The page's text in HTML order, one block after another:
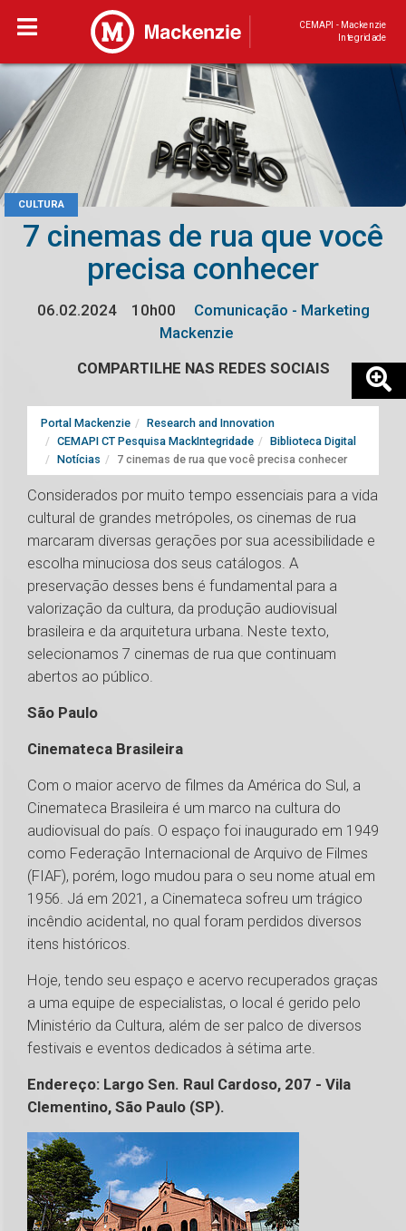
CEMAPI - Mackenzie
Integridade
CULTURA
7 cinemas de rua que você
precisa conhecer
06.02.2024 10h00
Comunicação - Marketing
Mackenzie
COMPARTILHE NAS REDES SOCIAIS
Portal Mackenzie
Research and Innovation
CEMAPI CT Pesquisa MackIntegridade
Biblioteca Digital
Notícias
7 cinemas de rua que você precisa conhecer
Considerados por muito tempo essenciais para a vida
cultural de grandes metrópoles, os cinemas de rua
marcaram diversas gerações por sua acessibilidade e
escolha minuciosa dos seus catálogos. A
preservação desses bens é fundamental para a
valorização da cultura, da produção audiovisual
brasileira e da arquitetura urbana. Neste texto,
selecionamos 7 cinemas de rua que continuam
abertos ao público.
São Paulo
Cinemateca Brasileira
Com o maior acervo de filmes da América do Sul, a
Cinemateca Brasileira é um marco na cultura do
audiovisual do país. O espaço foi inaugurado em 1949
como Federação Internacional de Arquivo de Filmes
(FIAF), porém, logo mudou para o seu nome atual em
1956. Já em 2021, a Cinemateca sofreu um trágico
incêndio acidental, no qual foram perdidos diversos
itens históricos.
Hoje, tendo seu espaço e acervo recuperados graças
a uma equipe de especialistas, o local é gerido pelo
Ministério da Cultura, além de ser palco de diversos
festivais e eventos dedicados à sétima arte.
Endereço: Largo Sen. Raul Cardoso, 207 - Vila
Clementino, São Paulo (SP).